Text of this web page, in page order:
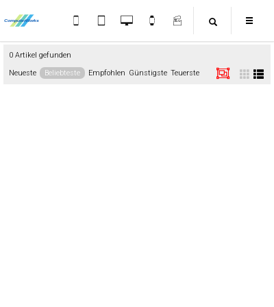
0 Artikel gefunden
Neueste Beliebteste Empfohlen Günstigste Teuerste